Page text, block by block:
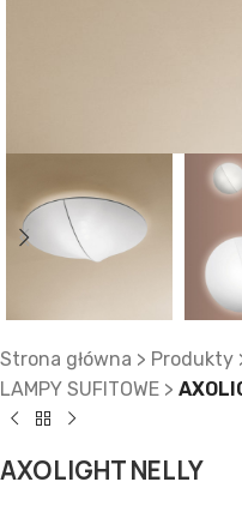
Strona główna > Produkty
LAMPY SUFITOWE >
AXOLIGHT NELLY